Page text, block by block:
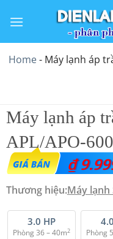
qua
dungHome- Máy lạnh áp
Máy lạnh áp
APL/APO-
₫
Thương hiệu:Máy lạnh
3.0 HP
Phòng 36 – 40m2 Phòng